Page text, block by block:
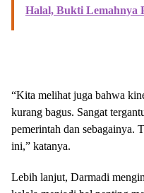
Halal, Bukti Lemahnya
“Kita melihat juga bahwa
kurang bagus. Sangat
pemerintah dan sebagainya.
ini,” katanya.
Lebih lanjut, Darmadi